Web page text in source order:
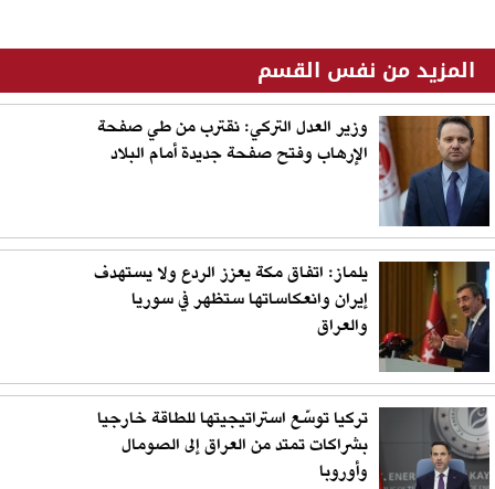
المزيد من نفس القسم
وزير العدل التركي: نقترب من طي صفحة
الإرهاب وفتح صفحة جديدة أمام البلاد
يلماز: اتفاق مكة يعزز الردع ولا يستهدف
إيران وانعكاساتها ستظهر في سوريا
والعراق
تركيا توسّع استراتيجيتها للطاقة خارجيا
بشراكات تمتد من العراق إلى الصومال
وأوروبا